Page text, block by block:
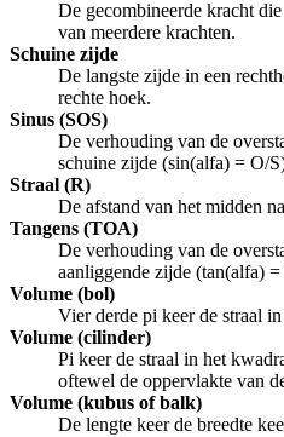
De gecombineerde kracht
van meerdere krachten.
Schuine zijde
De langste zijde in een
rechte hoek.
Sinus (SOS)
De verhouding van de
schuine zijde (sin(alfa) = O/
Straal (R)
De afstand van het midden
Tangens (TOA)
De verhouding van de
aanliggende zijde (tan(alfa)
Volume (bol)
Vier derde pi keer de straal
Volume (cilinder)
Pi keer de straal in het
oftewel de oppervlakte van
Volume (kubus of balk)
De lengte keer de breedte